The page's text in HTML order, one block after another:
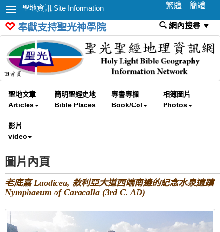
聖地資訊 Site Information 繁體 簡體
奉獻支持聖光神學院 網內搜尋 ▼
聖地文章
Articles
簡明聖經史地
Bible Places
專書專欄
Book/Col
相簿圖片
Photos
影片
video
圖片內頁
老底嘉 Laodicea, 敘利亞大道西端南邊的紀念水泉遺蹟
Nymphaeum of Caracalla (3rd C. AD)